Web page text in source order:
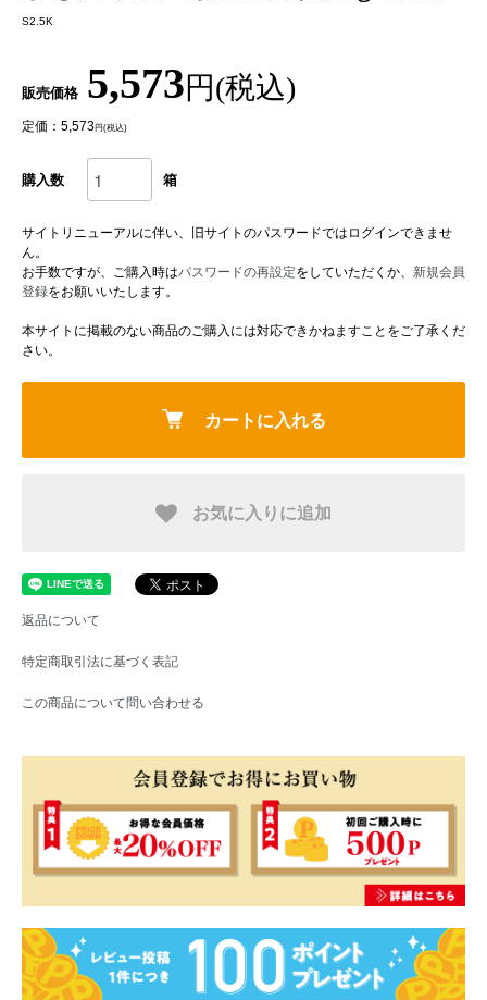
S2.5K
販売価格 5,573円(税込)
定価：5,573円(税込)
購入数 箱
サイトリニューアルに伴い、旧サイトのパスワードではログインできませ
ん。
お手数ですが、ご購入時はパスワードの再設定をしていただくか、 新規会員
登録をお願いいたします。
本サイトに掲載のない商品のご購入には対応できかねますことをご了承くだ
さい。
カートに入れる
お気に入りに追加
返品について
特定商取引法に基づく表記
この商品について問い合わせる